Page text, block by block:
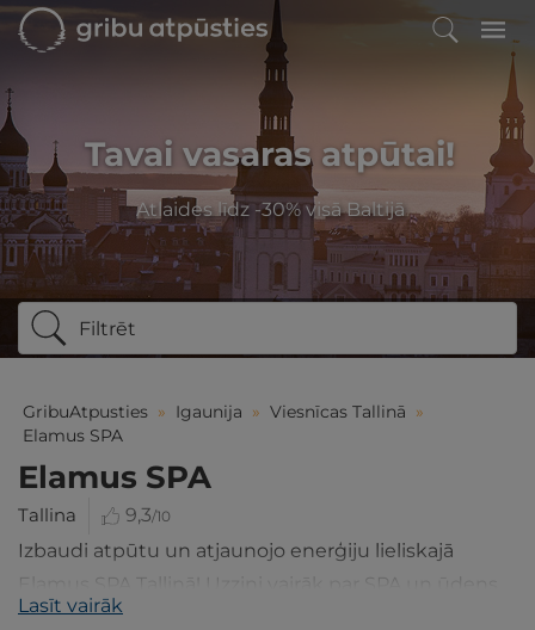
Tavai vasaras atpūtai!
Atlaides līdz -30% visā Baltijā
Filtrēt
GribuAtpusties » Igaunija » Viesnīcas Tallinā »
Elamus SPA
Elamus SPA
Tallina 9,3/10
Izbaudi atpūtu un atjaunojo enerģiju lieliskajā
Elamus SPA Tallinā! Uzzini vairāk par SPA un ūdens
izklaidēm diviem un ģimenei gribuatpusties.lv!
Lasīt vairāk